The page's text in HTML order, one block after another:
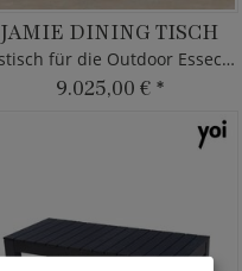
JAMIE DINING TISCH
Esstisch für die Outdoor Essecke
9.025,00 € *